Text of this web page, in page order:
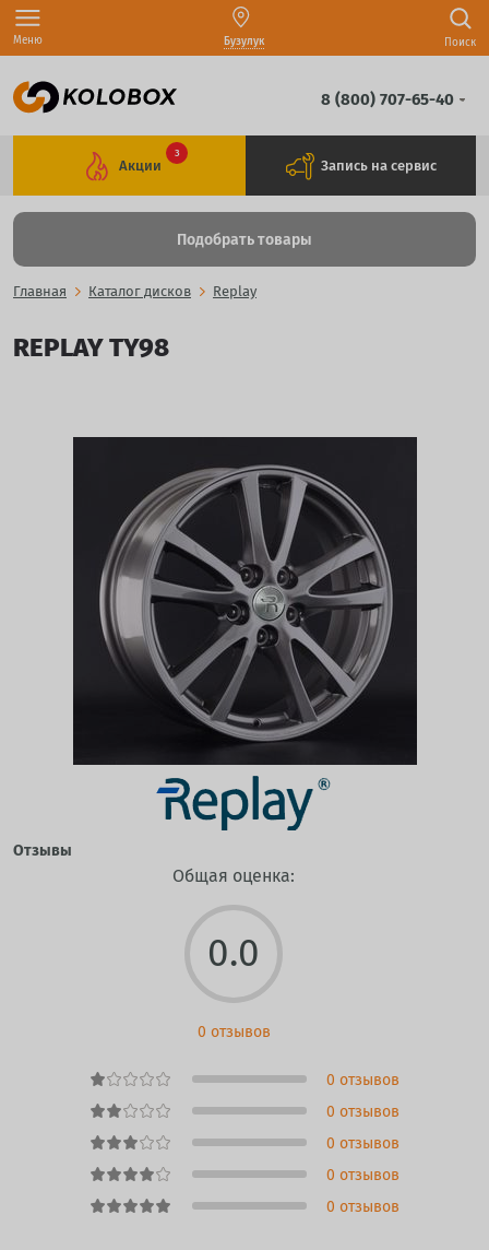
Меню Бузулук Поиск
8 (800) 707-65-40
Акции
3
Запись на сервис
Подобрать товары
Главная Каталог дисков Replay
REPLAY TY98
Отзывы
Общая оценка:
0.0
0 отзывов
0 отзывов
0 отзывов
0 отзывов
0 отзывов
0 отзывов